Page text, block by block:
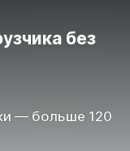
без
— больше 120